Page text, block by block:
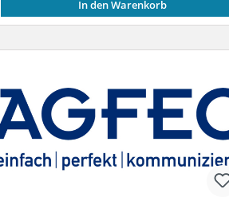
In den Warenkorb